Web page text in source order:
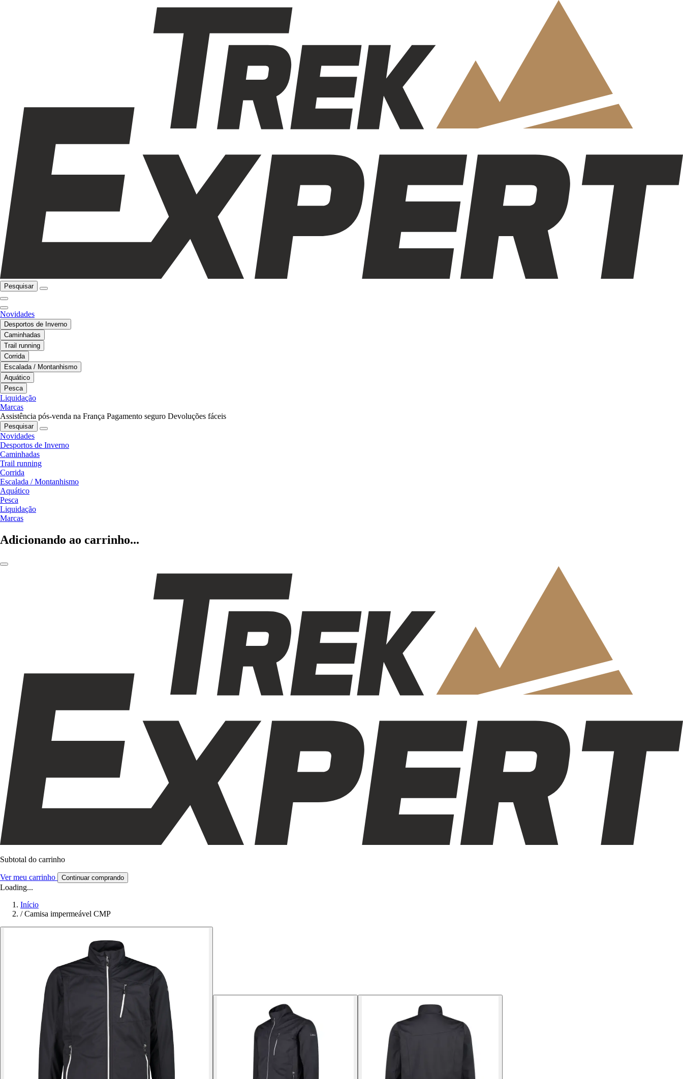
Pesquisar
Novidades
Desportos de Inverno
Caminhadas
Trail running
Corrida
Escalada / Montanhismo
Aquático
Pesca
Liquidação
Marcas
Assistência pós-venda na França Pagamento seguro Devoluções fáceis
Pesquisar
Novidades
Desportos de Inverno
Caminhadas
Trail running
Corrida
Escalada / Montanhismo
Aquático
Pesca
Liquidação
Marcas
Adicionando ao carrinho...
Subtotal do carrinho
Ver meu carrinho Continuar comprando
Loading...
Início
/ Camisa impermeável CMP